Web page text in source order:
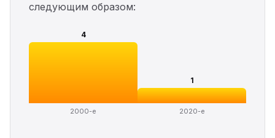
следующим образом:
4
2000-е
1
2020-е